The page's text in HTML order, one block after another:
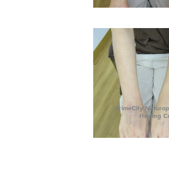
PrimeCity
Healing